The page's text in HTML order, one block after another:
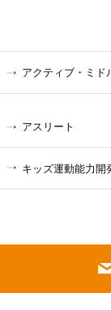
アクティブ・ミド
アスリート
キッズ運動能力開